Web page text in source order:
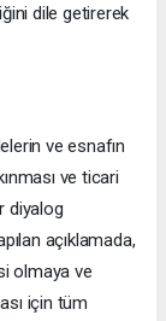
dile getirerek
ve esnafın
ve ticari
diyalog
açıklamada,
olmaya ve
için tüm